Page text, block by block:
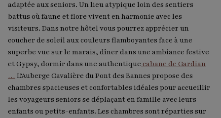
adaptée aux seniors. Un lieu atypique loin des sentiers
battus où faune et flore vivent en harmonie avec les
visiteurs. Dans notre hôtel vous pourrez apprécier un
coucher de soleil aux couleurs flamboyantes face à une
superbe vue sur le marais, dîner dans une ambiance festive
et Gypsy, dormir dans une authentique cabane de Gardian
… L’Auberge Cavalière du Pont des Bannes propose des
chambres spacieuses et confortables idéales pour accueillir
les voyageurs seniors se déplaçant en famille avec leurs
enfants ou petits-enfants. Les chambres sont réparties sur